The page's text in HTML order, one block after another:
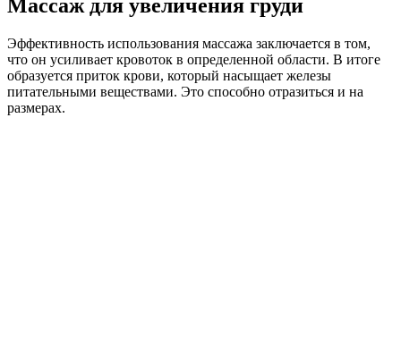
Массаж для увеличения груди
Эффективность использования массажа заключается в том,
что он усиливает кровоток в определенной области. В итоге
образуется приток крови, который насыщает железы
питательными веществами. Это способно отразиться и на
размерах.